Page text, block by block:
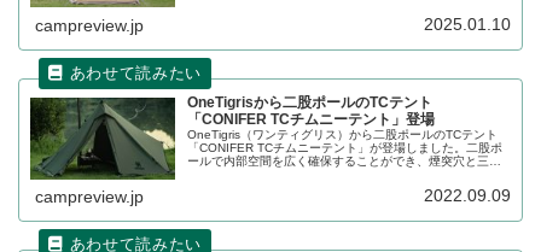
campreview.jp 2025.01.10
OneTigrisから二股ポールのTCテント
「CONIFER TCチムニーテント」登場
OneTigris（ワンティグリス）から二股ポールのTCテント
「CONIFER TCチムニーテント」が登場しました。二股ポ
ールで内部空間を広く確保することができ、煙突穴と三角
campreview.jp 2022.09.09